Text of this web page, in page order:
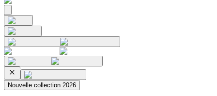
Nouvelle collection 2026